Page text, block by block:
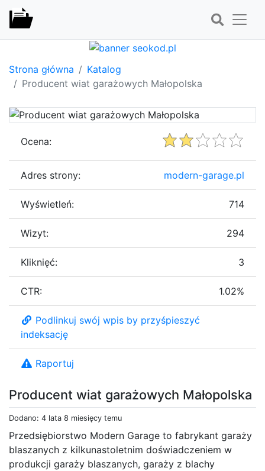
Strona główna
Katalog
Producent wiat garażowych Małopolska
Producent wiat garażowych Małopolska
Dodano: 4 lata 8 miesięcy temu
Przedsiębiorstwo Modern Garage to fabrykant garaży
blaszanych z kilkunastoletnim doświadczeniem w
produkcji garaży blaszanych, garaży z blachy
Ocena:
Adres strony: modern-garage.pl
Wyświetleń: 714
Wizyt: 294
Kliknięć: 3
CTR: 1.02%
Podlinkuj swój wpis by przyśpieszyć
indeksację
Raportuj